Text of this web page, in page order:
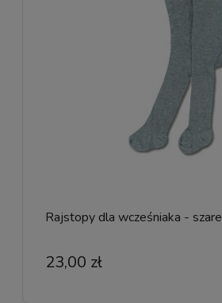
Rajstopy dla wcześniaka - szare
23,00 zł